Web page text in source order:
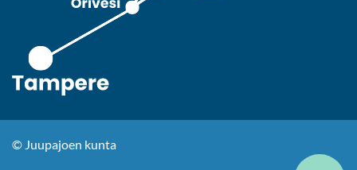
© Juupajoen kunta